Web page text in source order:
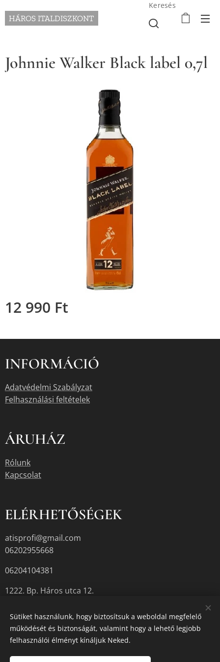
HÁROS ITALDISZKONT
Keresés
Johnnie Walker Black label 0,7l
12 990 Ft
INFORMÁCIÓ
Adatvédelmi Szabályzat
Felhasználási feltételek
ÁRUHÁZ
Rólunk
Kapcsolat
ELÉRHETŐSÉGEK
atisprofi@gmail.com
06202955668
06204104381
1222. Bp. Háros utca 12.
A termékek aktuális készletéről érdeklődjön az üzletben, vagy a
megadott elérhetőségek egyikén.
Sütiket használunk, hogy biztosítsuk a weboldal megfelelő
működését és biztonságát, valamint hogy a lehető legjobb
felhasználói élményt kínáljuk Neked.